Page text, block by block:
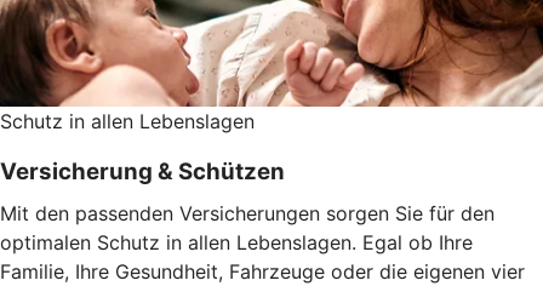
Schutz in allen Lebenslagen
Versicherung & Schützen
Mit den passenden Versicherungen sorgen Sie für den
optimalen Schutz in allen Lebenslagen. Egal ob Ihre
Familie, Ihre Gesundheit, Fahrzeuge oder die eigenen vier